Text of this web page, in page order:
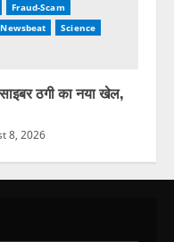
Fraud-Scam
Newsbeat
Science
ठगी का नया खेल,
8, 2026